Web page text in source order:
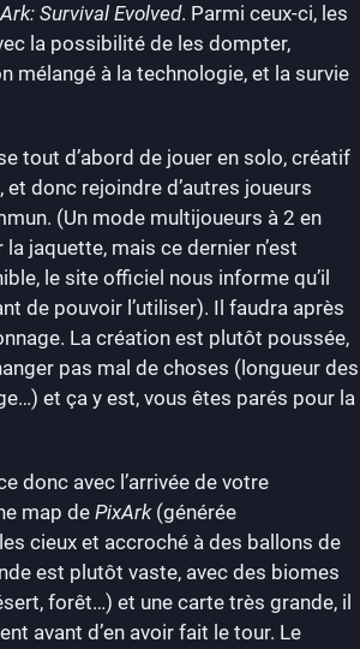
Ark: Survival Evolved. Parmi ceux-ci, les
la possibilité de les dompter,
mélangé à la technologie, et la survie
tout d’abord de jouer en solo, créatif
et donc rejoindre d’autres joueurs
(Un mode multijoueurs à 2 en
jaquette, mais ce dernier n’est
le site officiel nous informe qu’il
de pouvoir l’utiliser). Il faudra après
La création est plutôt poussée,
pas mal de choses (longueur des
et ça y est, vous êtes parés pour la
donc avec l’arrivée de votre
map de PixArk (générée
cieux et accroché à des ballons de
est plutôt vaste, avec des biomes
forêt…) et une carte très grande, il
avant d’en avoir fait le tour. Le